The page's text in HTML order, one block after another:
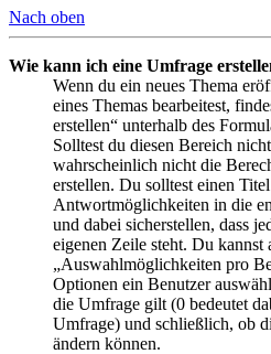
Nach oben
Wie kann ich eine Umfrage
Wenn du ein neues Thema
eines Themas bearbeitest,
erstellen“ unterhalb des
Solltest du diesen Bereich
wahrscheinlich nicht die
erstellen. Du solltest einen
Antwortmöglichkeiten in die
und dabei sicherstellen, dass
eigenen Zeile steht. Du kannst
„Auswahlmöglichkeiten pro
Optionen ein Benutzer
die Umfrage gilt (0 bedeutet
Umfrage) und schließlich, ob
ändern können.